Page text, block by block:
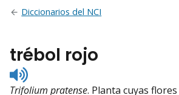
Diccionarios del NCI
trébol rojo
Listen
to
Trifolium pratense. Planta cuyas